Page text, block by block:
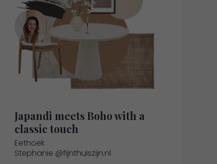
Japandi meets Boho with a
classic touch
Eethoek
Stephanie @fijnthuiszijn.nl